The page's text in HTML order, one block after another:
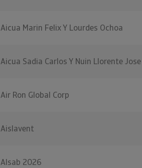
Aicua Marin Felix Y Lourdes Ochoa
Aicua Sadia Carlos Y Nuin Llorente
Air Ron Global Corp
Aislavent
Alsab 2026